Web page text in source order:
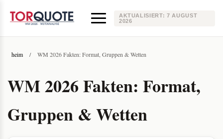
AKTUALISIERT:7 AUGUST
2026
heim / WM 2026 Fakten: Format, Gruppen & Wetten
WM 2026 Fakten: Format,
Gruppen & Wetten